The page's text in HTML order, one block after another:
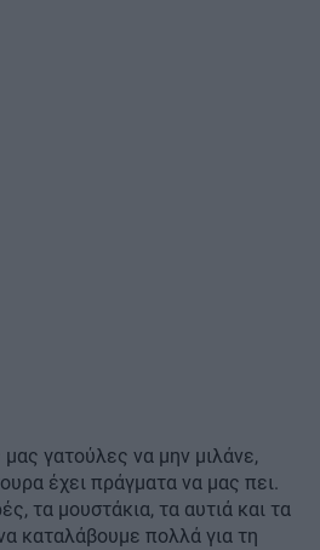
γατούλες να μην μιλάνε,
έχει πράγματα να μας πει.
τα μουστάκια, τα αυτιά και τα
καταλάβουμε πολλά για τη